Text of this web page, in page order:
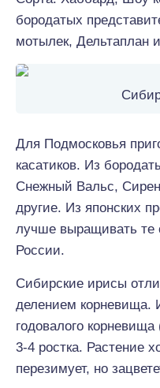
бородатых
мотылек, Дельтаплан
Для Подмосковья
касатиков. Из
Снежный Вальс,
другие. Из японских
лучше выращивать те
России.
Сибирские ирисы
делением корневища.
годовалого
3-4 ростка. Растение
перезимует, но